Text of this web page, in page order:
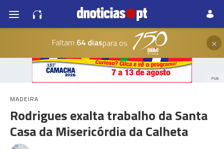
Faltam 64 diaspara os ×
PUB
MADEIRA
Rodrigues exalta trabalho da Santa
Casa da Misericórdia da Calheta